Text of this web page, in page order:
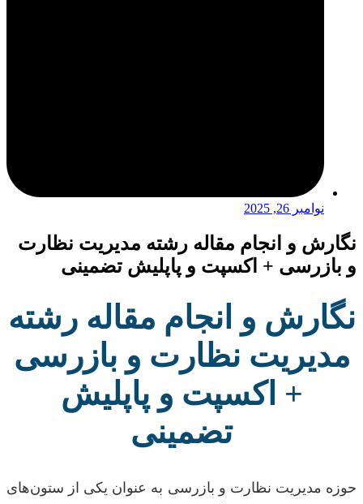
نوامبر 26, 2025
نگارش و انجام مقاله رشته مدیریت نظارت
و بازرسی + اکسپت و پاپلیش تضمینی
نگارش و انجام مقاله رشته
مدیریت نظارت و بازرسی
+ اکسپت و پاپلیش
تضمینی
حوزه مدیریت نظارت و بازرسی به عنوان یکی از ستون‌های